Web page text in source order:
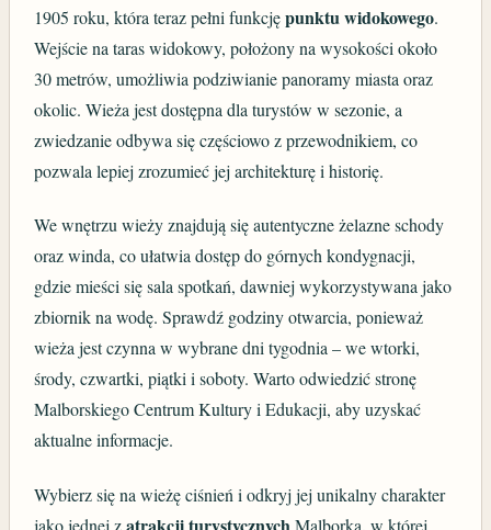
1905 roku, która teraz pełni funkcjępunktu widokowego.
Wejście na taras widokowy, położony na wysokości około
30 metrów, umożliwia podziwianie panoramy miasta oraz
okolic. Wieża jest dostępna dla turystów w sezonie, a
zwiedzanie odbywa się częściowo z przewodnikiem, co
pozwala lepiej zrozumieć jej architekturę i historię.
We wnętrzu wieży znajdują się autentyczne żelazne schody
oraz winda, co ułatwia dostęp do górnych kondygnacji,
gdzie mieści się sala spotkań, dawniej wykorzystywana jako
zbiornik na wodę. Sprawdź godziny otwarcia, ponieważ
wieża jest czynna w wybrane dni tygodnia – we wtorki,
środy, czwartki, piątki i soboty. Warto odwiedzić stronę
Malborskiego Centrum Kultury i Edukacji, aby uzyskać
aktualne informacje.
Wybierz się na wieżę ciśnień i odkryj jej unikalny charakter
jako jednej zatrakcji turystycznychMalborka, w której